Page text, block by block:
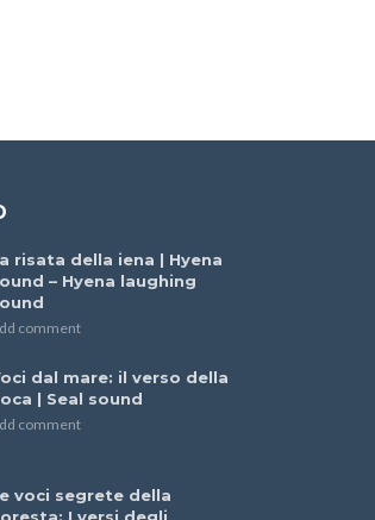
risata della iena | Hyena
– Hyena laughing
comment
dal mare: il verso della
| Seal sound
comment
voci segrete della